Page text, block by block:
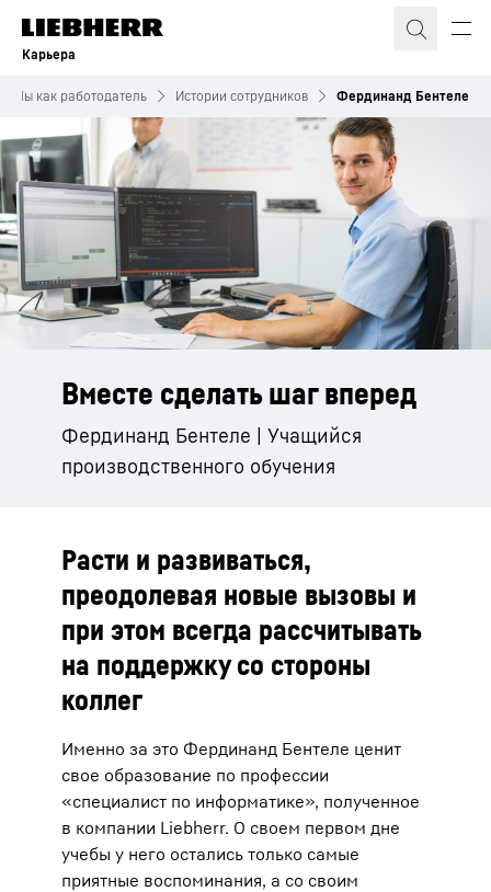
Карьера
Мы как работодатель Истории сотрудников Фердинанд Бентеле
Вместе сделать шаг вперед
Фердинанд Бентеле | Учащийся
производственного обучения
Расти и развиваться,
преодолевая новые вызовы и
при этом всегда рассчитывать
на поддержку со стороны
коллег
Именно за это Фердинанд Бентеле ценит
свое образование по профессии
«специалист по информатике», полученное
в компании Liebherr. О своем первом дне
учебы у него остались только самые
приятные воспоминания, а со своим